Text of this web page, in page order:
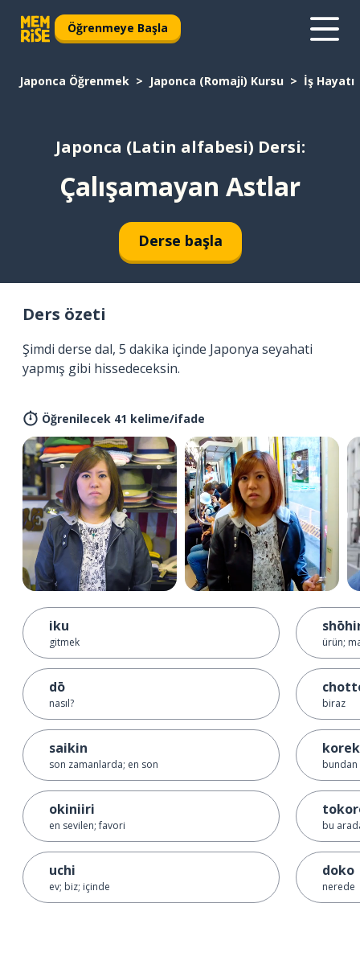
Öğrenmeye Başla
Japonca Öğrenmek Japonca (Romaji) Kursu İş Hayatı
Japonca (Latin alfabesi) Dersi:
Çalışamayan Astlar
Derse başla
Ders özeti
Şimdi derse dal, 5 dakika içinde Japonya seyahati
yapmış gibi hissedeceksin.
Öğrenilecek 41 kelime/ifade
iku
gitmek
dō
nasıl?
saikin
son zamanlarda; en son
okiniiri
en sevilen; favori
uchi
ev; biz; içinde
ürün;
biraz
bu
doko
nerede